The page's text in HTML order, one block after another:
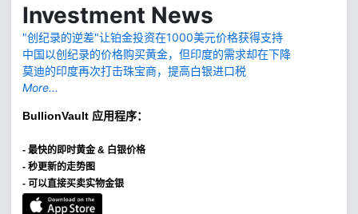
Investment News
"创纪录的逆差"让铂金投资在1000美元价格获得支持
中国以创纪录的价格购买黄金，但印度的需求却在下降
莫迪的印度再次打击珠宝商，提高白银进口税
More...
BullionVault 应用程序：
- 最快的即时黄金 & 白银价格
- 秒更新的走势图
- 可以直接买卖实物金银